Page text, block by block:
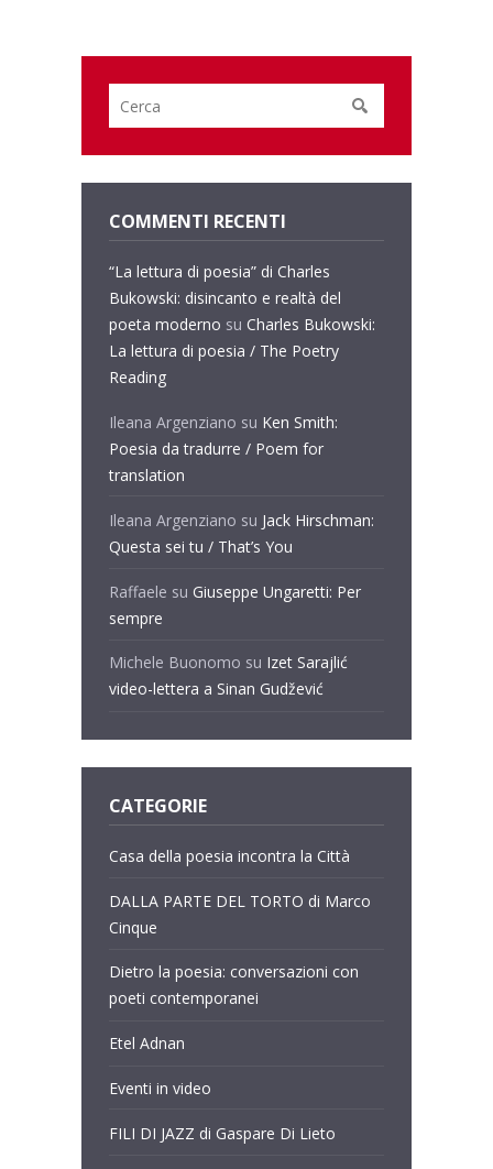
COMMENTI RECENTI
“La lettura di poesia” di Charles
Bukowski: disincanto e realtà del
poeta moderno su Charles Bukowski:
La lettura di poesia / The Poetry
Reading
Ileana Argenziano su Ken Smith:
Poesia da tradurre / Poem for
translation
Ileana Argenziano su Jack Hirschman:
Questa sei tu / That’s You
Raffaele su Giuseppe Ungaretti: Per
sempre
Michele Buonomo su Izet Sarajlić
video-lettera a Sinan Gudžević
CATEGORIE
Casa della poesia incontra la Città
DALLA PARTE DEL TORTO di Marco
Cinque
Dietro la poesia: conversazioni con
poeti contemporanei
Etel Adnan
Eventi in video
FILI DI JAZZ di Gaspare Di Lieto